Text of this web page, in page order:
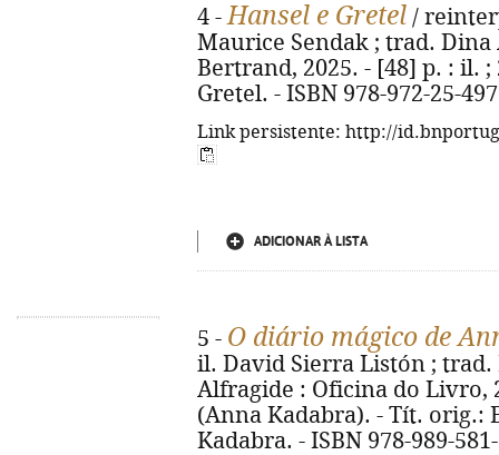
4 -Hansel e Gretel /
Maurice Sendak ; trad. Dina
Bertrand, 2025. - [48] p. : il.
Gretel. - ISBN 978-972-25-
Link persistente: http://
ADICIONAR À LISTA
5 - O diário mágico de
il. David Sierra Listón ; trad.
Alfragide : Oficina do Livro,
(Anna Kadabra). - Tít. orig.:
Kadabra. - ISBN 978-989-